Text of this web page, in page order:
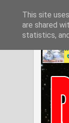
This site
are shared
statistics,